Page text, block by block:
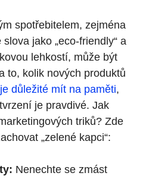
spotřebitelem, zejména
jako „eco-friendly“ a
lehkostí, může být
to, kolik nových produktů
je důležité mít na paměti,
je pravdivé. Jak
triků? Zde
„zelené kapci“:
Nenechte se zmást